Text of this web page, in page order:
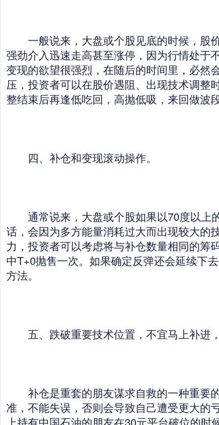
一般说来，大盘或个股见底的时候，股
强劲介入迅速走高甚至涨停，因为行情处于
变现的欲望很强烈，在随后的时间里，必然
压，投资者可以在股价遇阻、出现技术调整
整结束后再逢低吃回，高抛低吸，来回做波
四、补仓和变现滚动操作。
通常说来，大盘或个股如果以70度以上
话，会因为多方能量消耗过大而出现较大的
力，投资者可以考虑将与补仓数量相同的筹
中T+0抛售一次。如果确定反弹还会延续下
方法。
五、跌破重要技术位置，不宜马上补进
补仓是重套的朋友谋求自救的一种重要
准，不能失误，否则会导致自己遭受更大的
上持有中国石油的朋友在30元平台破位的时